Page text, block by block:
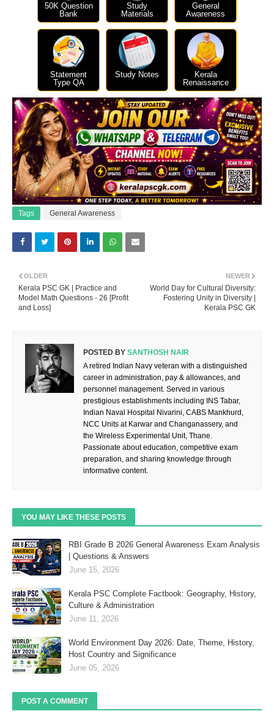
50K Question
Bank
Study
Materials
General
Awareness
Statement
Type QA
Study Notes
Kerala
Renaissance
Tags General Awareness
NEWER
World Day for Cultural Diversity:
Fostering Unity in Diversity |
Kerala PSC GK
OLDER
Kerala PSC GK | Practice and
Model Math Questions - 26 [Profit
and Loss]
POSTED BY SANTHOSH NAIR
A retired Indian Navy veteran with a distinguished
career in administration, pay & allowances, and
personnel management. Served in various
prestigious establishments including INS Tabar,
Indian Naval Hospital Nivarini, CABS Mankhurd,
NCC Units at Karwar and Changanassery, and
the Wireless Experimental Unit, Thane.
Passionate about education, competitive exam
preparation, and sharing knowledge through
informative content.
YOU MAY LIKE THESE POSTS
RBI Grade B 2026 General Awareness Exam Analysis
| Questions & Answers
June 15, 2026
Kerala PSC Complete Factbook: Geography, History,
Culture & Administration
June 11, 2026
World Environment Day 2026: Date, Theme, History,
Host Country and Significance
June 05, 2026
POST A COMMENT